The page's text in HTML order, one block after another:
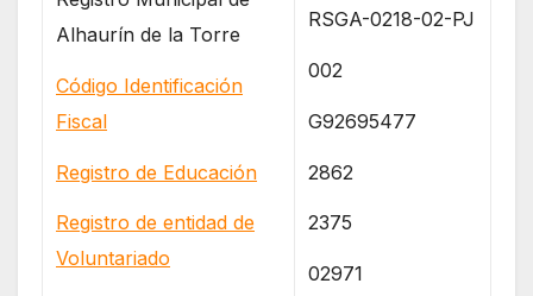
Alhaurín de la Torre
Código Identificación
Fiscal
Registro de Educación
Registro de entidad de
Voluntariado
RSGA-0218-02-PJ
002
G92695477
2862
2375
02971